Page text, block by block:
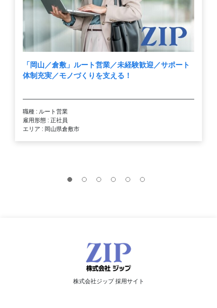
「岡山／倉敷」ルート営業／未経験歓迎／サポート
体制充実／モノづくりを支える！
職種 : ルート営業
雇用形態 : 正社員
エリア : 岡山県倉敷市
株式会社ジップ 採用サイト